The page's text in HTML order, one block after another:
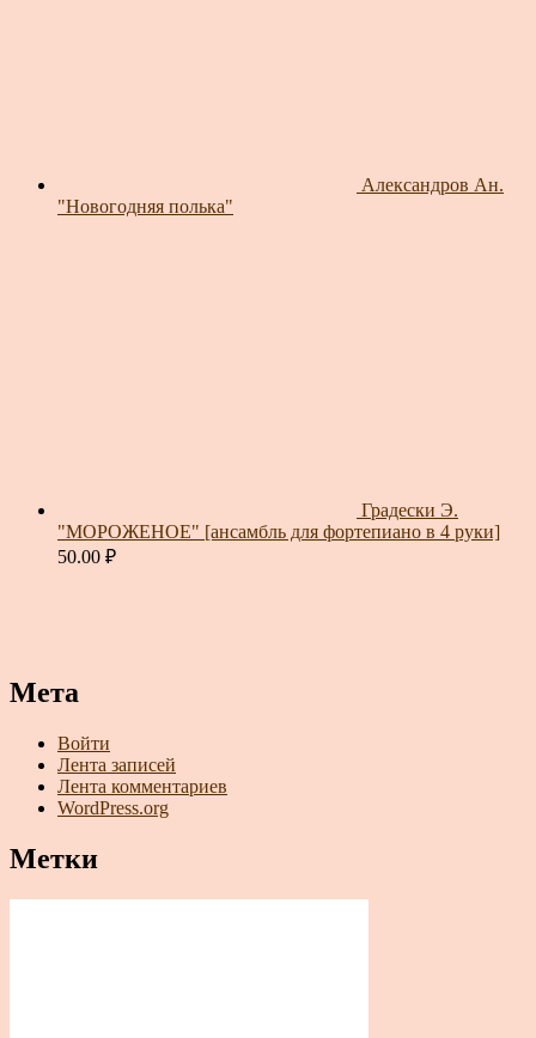
Александров Ан.
"Новогодняя полька"
Градески Э.
"МОРОЖЕНОЕ" [ансамбль для фортепиано в 4 руки]
50.00 ₽
Мета
Войти
Лента записей
Лента комментариев
WordPress.org
Метки